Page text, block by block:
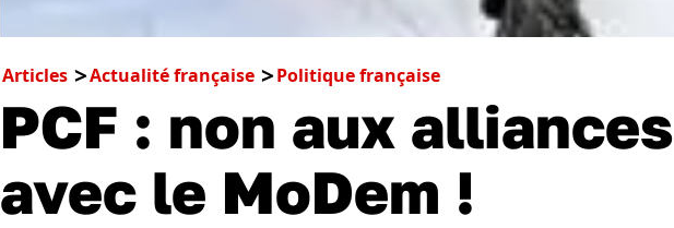
Articles Actualité française Politique française
PCF : non aux alliances
avec le MoDem !